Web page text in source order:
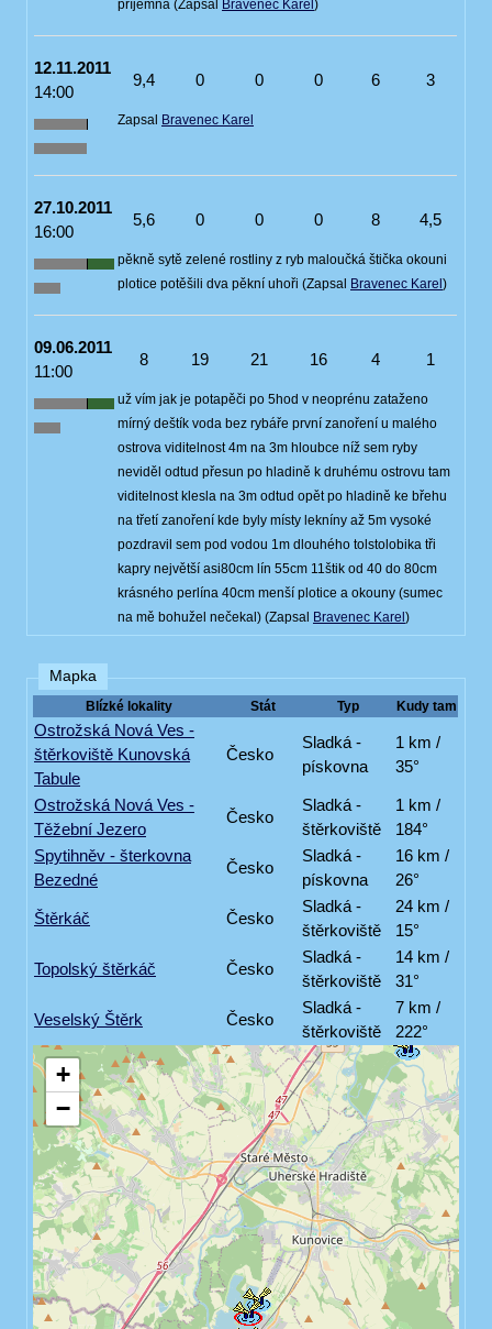
příjemná (Zapsal Bravenec Karel )
12.11.2011
14:00
9,4 0 0 0 6 3
Zapsal Bravenec Karel
27.10.2011
16:00
5,6 0 0 0 8 4,5
pěkně sytě zelené rostliny z ryb maloučká štička okouni
plotice potěšili dva pěkní uhoři (Zapsal Bravenec Karel)
09.06.2011
11:00
8 19 21 16 4 1
už vím jak je potapěči po 5hod v neoprénu zataženo
mírný deštík voda bez rybáře první zanoření u malého
ostrova viditelnost 4m na 3m hloubce níž sem ryby
neviděl odtud přesun po hladině k druhému ostrovu tam
viditelnost klesla na 3m odtud opět po hladině ke břehu
na třetí zanoření kde byly místy lekníny až 5m vysoké
pozdravil sem pod vodou 1m dlouhého tolstolobika tři
kapry největší asi80cm lín 55cm 11štik od 40 do 80cm
krásného perlína 40cm menší plotice a okouny (sumec
na mě bohužel nečekal) (Zapsal Bravenec Karel)
Mapka
Blízké lokality Stát Typ Kudy tam
Ostrožská Nová Ves -
štěrkoviště Kunovská
Tabule
Česko
Sladká -
pískovna
1 km /
35°
Ostrožská Nová Ves -
Těžební Jezero
Česko
Sladká -
štěrkoviště
1 km /
184°
Spytihněv - šterkovna
Bezedné
Česko
Sladká -
pískovna
16 km /
26°
Štěrkáč Česko
Sladká -
štěrkoviště
24 km /
15°
Topolský štěrkáč Česko
Sladká -
štěrkoviště
14 km /
31°
Veselský Štěrk Česko
Sladká -
štěrkoviště
7 km /
222°